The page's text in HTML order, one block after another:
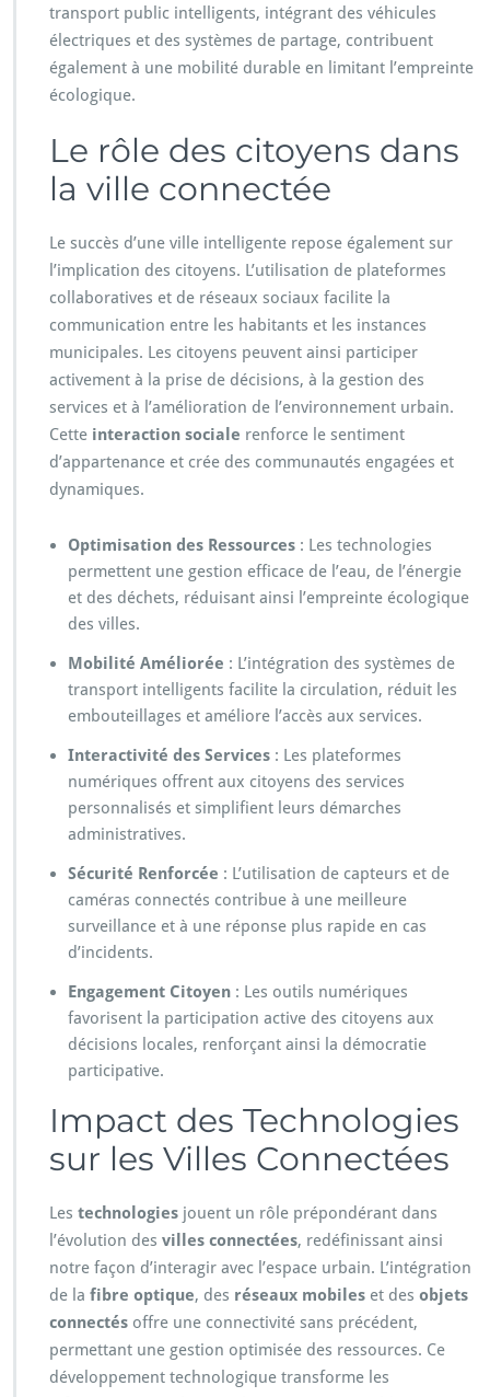
transport public intelligents, intégrant des véhicules
électriques et des systèmes de partage, contribuent
également à une mobilité durable en limitant l’empreinte
écologique.
Le rôle des citoyens dans
la ville connectée
Le succès d’une ville intelligente repose également sur
l’implication des citoyens. L’utilisation de plateformes
collaboratives et de réseaux sociaux facilite la
communication entre les habitants et les instances
municipales. Les citoyens peuvent ainsi participer
activement à la prise de décisions, à la gestion des
services et à l’amélioration de l’environnement urbain.
Cette interaction sociale renforce le sentiment
d’appartenance et crée des communautés engagées et
dynamiques.
Optimisation des Ressources : Les technologies
permettent une gestion efficace de l’eau, de l’énergie
et des déchets, réduisant ainsi l’empreinte écologique
des villes.
Mobilité Améliorée : L’intégration des systèmes de
transport intelligents facilite la circulation, réduit les
embouteillages et améliore l’accès aux services.
Interactivité des Services : Les plateformes
numériques offrent aux citoyens des services
personnalisés et simplifient leurs démarches
administratives.
Sécurité Renforcée : L’utilisation de capteurs et de
caméras connectés contribue à une meilleure
surveillance et à une réponse plus rapide en cas
d’incidents.
Engagement Citoyen : Les outils numériques
favorisent la participation active des citoyens aux
décisions locales, renforçant ainsi la démocratie
participative.
Impact des Technologies
sur les Villes Connectées
Les technologies jouent un rôle prépondérant dans
l’évolution des villes connectées, redéfinissant ainsi
notre façon d’interagir avec l’espace urbain. L’intégration
de la fibre optique, des réseaux mobiles et des objets
connectés offre une connectivité sans précédent,
permettant une gestion optimisée des ressources. Ce
développement technologique transforme les